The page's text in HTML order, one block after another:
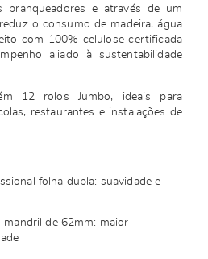
branqueadores e através de um
o consumo de madeira, água
com 100% celulose certificada
aliado à sustentabilidade
12 rolos Jumbo, ideais para
restaurantes e instalações de
folha dupla: suavidade e
mandril de 62mm: maior